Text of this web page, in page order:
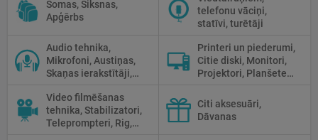
Somas, Siksnas,
Apģērbs
telefonu vāciņi,
statīvi, turētāji
Audio tehnika,
Mikrofoni, Austiņas,
Skaņas ierakstītāji,
Printeri un piederumi,
Citie diski, Monitori,
Projektori, Planšetes,
Video filmēšanas
tehnika, Stabilizatori,
Teleprompteri, Rig,
Citi aksesuāri,
Dāvanas